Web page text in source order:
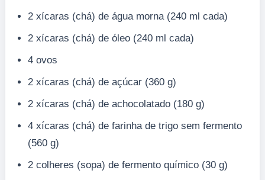
2 xícaras (chá) de água morna (240 ml cada)
2 xícaras (chá) de óleo (240 ml cada)
4 ovos
2 xícaras (chá) de açúcar (360 g)
2 xícaras (chá) de achocolatado (180 g)
4 xícaras (chá) de farinha de trigo sem fermento
(560 g)
2 colheres (sopa) de fermento químico (30 g)